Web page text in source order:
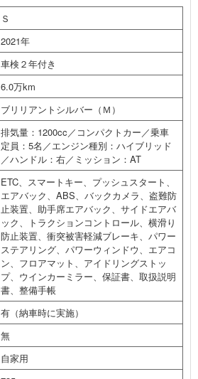
Ｓ
2021年
車検２年付き
6.0万km
ブリリアントシルバー（Ｍ）
排気量：1200cc／コンパクトカー／乗車
定員：5名／エンジン種別：ハイブリッド
／ハンドル：右／ミッション：AT
ETC、スマートキー、プッシュスタート、
エアバック、ABS、バックカメラ、盗難防
止装置、助手席エアバック、サイドエアバ
ック、トラクションコントロール、横滑り
防止装置、衝突被害軽減ブレーキ、パワー
ステアリング、パワーウィンドウ、エアコ
ン、フロアマット、アイドリングストッ
プ、ウインカーミラー、保証書、取扱説明
書、整備手帳
有（納車時に実施）
無
自家用